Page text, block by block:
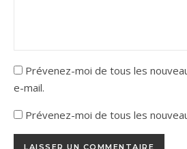
Prévenez-moi de tous les
e-mail.
Prévenez-moi de tous les